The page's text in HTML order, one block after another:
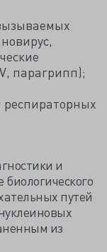
парагрипп);
респираторных
и
путей
из